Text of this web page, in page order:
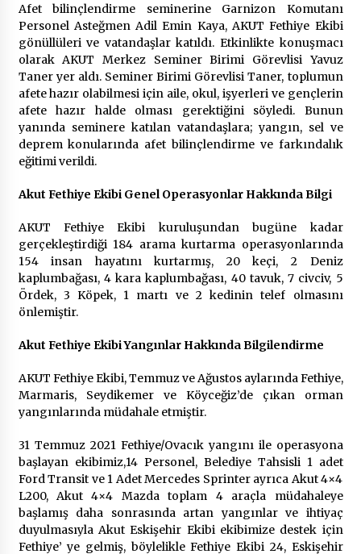
2 ay ago
Saadet Partisi Ziyaretlere Devam Ediyor
4 ay ago
Başkan Aras “Bizler Günü Kurtaran Değil, Yarını
Kuran İşler İçin Çalışacağız”
Seydikemer Belediye Meclisi Ekim Ayı
2 yıl ago
“Hiç Kimse Kaçak Yapım Legalleşecek Ümidinde
Olmamalı”
2 yıl ago
Muğla’da Çoğunluk CHP’de
Afet bilinçlendirme seminerine Garnizon Komutanı
Personel Asteğmen Adil Emin Kaya, AKUT Fethiye Ekibi
gönüllüleri ve vatandaşlar katıldı. Etkinlikte konuşmacı
olarak AKUT Merkez Seminer Birimi Görevlisi Yavuz
Taner yer aldı. Seminer Birimi Görevlisi Taner, toplumun
afete hazır olabilmesi için aile, okul, işyerleri ve gençlerin
afete hazır halde olması gerektiğini söyledi. Bunun
yanında seminere katılan vatandaşlara; yangın, sel ve
deprem konularında afet bilinçlendirme ve farkındalık
eğitimi verildi.
Akut Fethiye Ekibi Genel Operasyonlar Hakkında Bilgi
AKUT Fethiye Ekibi kuruluşundan bugüne kadar
gerçekleştirdiği 184 arama kurtarma operasyonlarında
154 insan hayatını kurtarmış, 20 keçi, 2 Deniz
kaplumbağası, 4 kara kaplumbağası, 40 tavuk, 7 civciv, 5
Ördek, 3 Köpek, 1 martı ve 2 kedinin telef olmasını
önlemiştir.
Akut Fethiye Ekibi Yangınlar Hakkında Bilgilendirme
AKUT Fethiye Ekibi, Temmuz ve Ağustos aylarında Fethiye,
Marmaris, Seydikemer ve Köyceğiz’de çıkan orman
yangınlarında müdahale etmiştir.
31 Temmuz 2021 Fethiye/Ovacık yangını ile operasyona
başlayan ekibimiz,14 Personel, Belediye Tahsisli 1 adet
Ford Transit ve 1 Adet Mercedes Sprinter ayrıca Akut 4×4
L200, Akut 4×4 Mazda toplam 4 araçla müdahaleye
başlamış daha sonrasında artan yangınlar ve ihtiyaç
duyulmasıyla Akut Eskişehir Ekibi ekibimize destek için
Fethiye’ ye gelmiş, böylelikle Fethiye Ekibi 24, Eskişehir